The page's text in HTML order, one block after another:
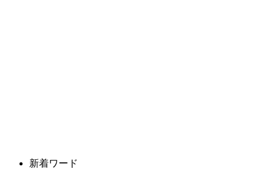
新着ワード